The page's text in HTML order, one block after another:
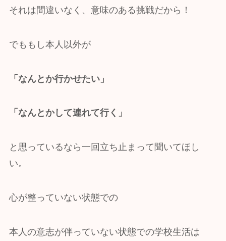
それは間違いなく、意味のある挑戦だから！
でももし本人以外が
「なんとか行かせたい」
「なんとかして連れて行く」
と思っているなら一回立ち止まって聞いてほし
い。
心が整っていない状態での
本人の意志が伴っていない状態での学校生活は